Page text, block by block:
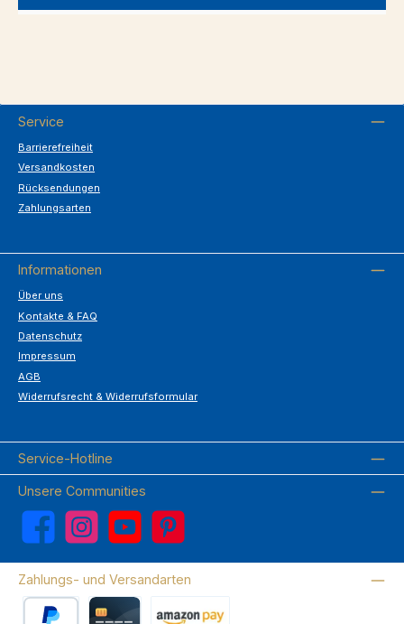
Service
Barrierefreiheit
Versandkosten
Rücksendungen
Zahlungsarten
Informationen
Über uns
Kontakte & FAQ
Datenschutz
Impressum
AGB
Widerrufsrecht & Widerrufsformular
Service-Hotline
Unsere Communities
Facebook Instagram YouTube Pinterest
Zahlungs- und Versandarten